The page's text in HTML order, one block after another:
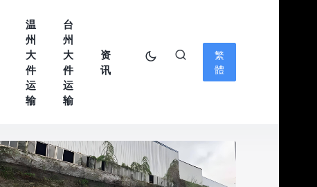
温
州
大
件
运
输
台
州
大
件
运
输
资
讯
繁
體